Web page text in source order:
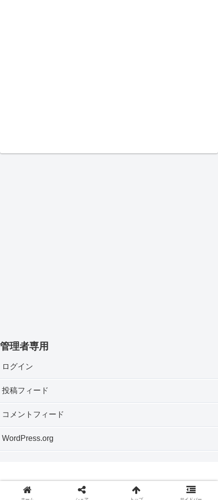
管理者専用
ログイン
投稿フィード
コメントフィード
WordPress.org
Copyright © 2012 神戸垂水おもちゃ箱 All Rights Reserved.